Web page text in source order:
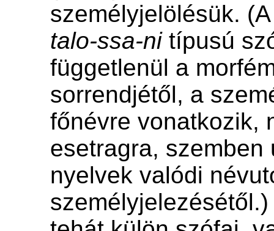
személyjelölésük.
talo-ssa-nitípusú
függetlenül a
sorrendjétől, a
főnévre vonatkozik,
esetragra, szemben
nyelvek valódi